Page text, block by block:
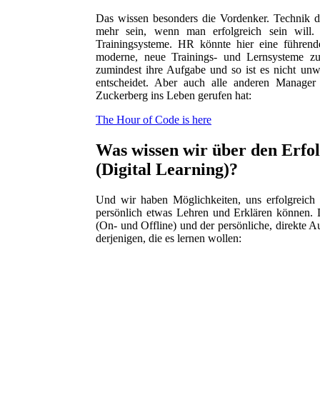
Das wissen besonders die Vordenker.
mehr sein, wenn man erfolgreich sein
Trainingsysteme. HR könnte hier eine
moderne, neue Trainings- und Lernsysteme
zumindest ihre Aufgabe und so ist es nicht
entscheidet. Aber auch alle anderen
Zuckerberg ins Leben gerufen hat:
The Hour of Code is here
Was wissen wir über den
(Digital Learning)?
Und wir haben Möglichkeiten, uns erfolgreich
persönlich etwas Lehren und Erklären
(On- und Offline) und der persönliche, direkte
derjenigen, die es lernen wollen: